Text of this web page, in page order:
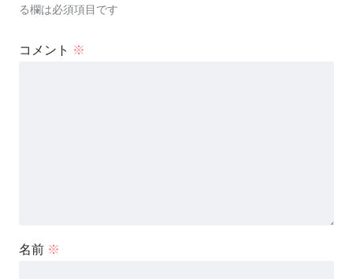
る欄は必須項目です
コメント ※
名前 ※